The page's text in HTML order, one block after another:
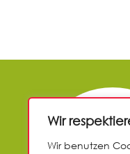
Wir
Wir benutzen